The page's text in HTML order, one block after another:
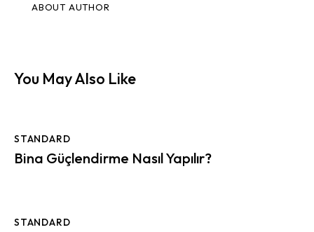
ABOUT AUTHOR
You May Also Like
STANDARD
Bina Güçlendirme Nasıl Yapılır?
STANDARD